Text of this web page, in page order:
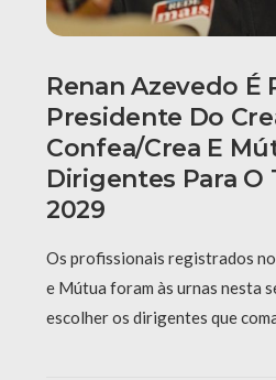
Renan Azevedo É
Presidente Do
Confea/Crea E
Dirigentes Para O
2029
Os profissionais registrados
e Mútua foram às urnas nesta
escolher os dirigentes que